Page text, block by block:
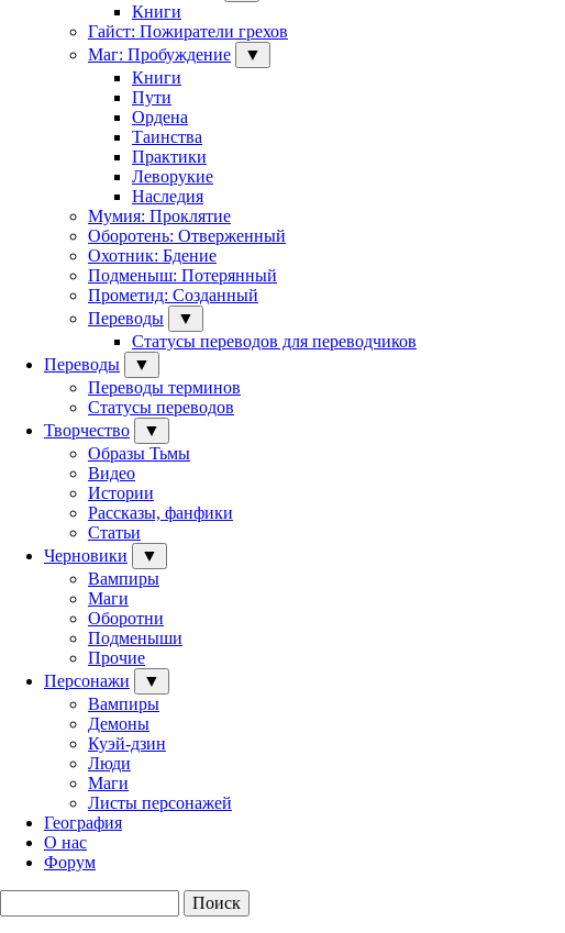
Книги
Гайст: Пожиратели грехов
Маг: Пробуждение
▼
Книги
Пути
Ордена
Таинства
Практики
Леворукие
Наследия
Мумия: Проклятие
Оборотень: Отверженный
Охотник: Бдение
Подменыш: Потерянный
Прометид: Созданный
Переводы
▼
Статусы переводов для переводчиков
Переводы
▼
Переводы терминов
Статусы переводов
Творчество
▼
Образы Тьмы
Видео
Истории
Рассказы, фанфики
Статьи
Черновики
▼
Вампиры
Маги
Оборотни
Подменыши
Прочие
Персонажи
▼
Вампиры
Демоны
Куэй-дзин
Люди
Маги
Листы персонажей
География
О нас
Форум